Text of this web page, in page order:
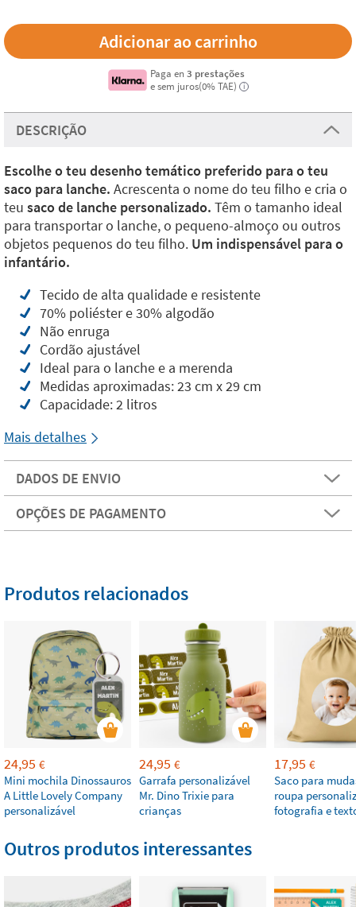
Paga en3 prestações
e sem juros(0% TAE)
i
DESCRIÇÃO
Escolhe o teu desenho temático preferido para o teu
saco para lanche. Acrescenta o nome do teu filho e cria o
teu saco de lanche personalizado. Têm o tamanho ideal
para transportar o lanche, o pequeno-almoço ou outros
objetos pequenos do teu filho. Um indispensável para o
infantário.
Tecido de alta qualidade e resistente
70% poliéster e 30% algodão
Não enruga
Cordão ajustável
Ideal para o lanche e a merenda
Medidas aproximadas: 23 cm x 29 cm
Capacidade: 2 litros
Mais detalhes
DADOS DE ENVIO
OPÇÕES DE PAGAMENTO
Produtos relacionados
24,95 €
Mini mochila Dinossauros
A Little Lovely Company
personalizável
24,95 €
Garrafa personalizável
Mr. Dino Trixie para
crianças
17,95 €
Saco para
roupa
fotografia e
Outros produtos interessantes